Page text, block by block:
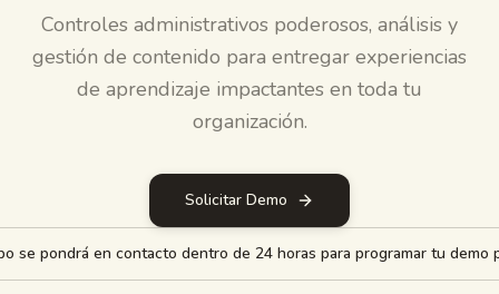
Tarjetas con IA
Image Occlusion
Exámenes de práctica
Mapas mentales
Guías de estudio
Resumen con IA
Precios
App móvil
Controles administrativos poderosos, análisis y
gestión de contenido para entregar experiencias
de aprendizaje impactantes en toda tu
organización.
Solicitar Demo
se pondrá en contacto dentro de 24 horas para programar tu demo